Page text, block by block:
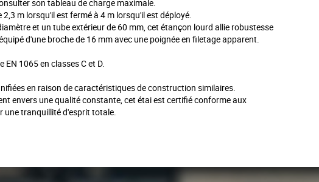
son tableau de charge maximale.
m lorsqu'il est fermé à 4 m lorsqu'il est déployé.
et un tube extérieur de 60 mm, cet étançon lourd allie robustesse
d'une broche de 16 mm avec une poignée en filetage apparent.
1065 en classes C et D.
en raison de caractéristiques de construction similaires.
envers une qualité constante, cet étai est certifié conforme aux
une tranquillité d'esprit totale.